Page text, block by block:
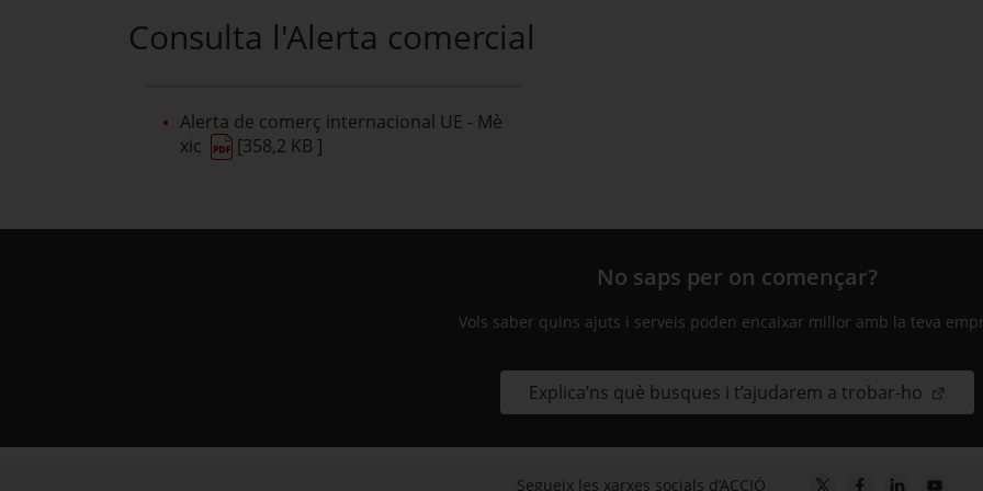
Consulta l'Alerta comercial
Alerta de comerç internacional UE - Mè
xic
[358,2 KB ]
No saps per on començar?
Vols saber quins ajuts i serveis poden encaixar millor amb la teva
Explica’ns què busques i t’ajudarem a trobar-ho
Segueix les xarxes socials d’ACCIÓ